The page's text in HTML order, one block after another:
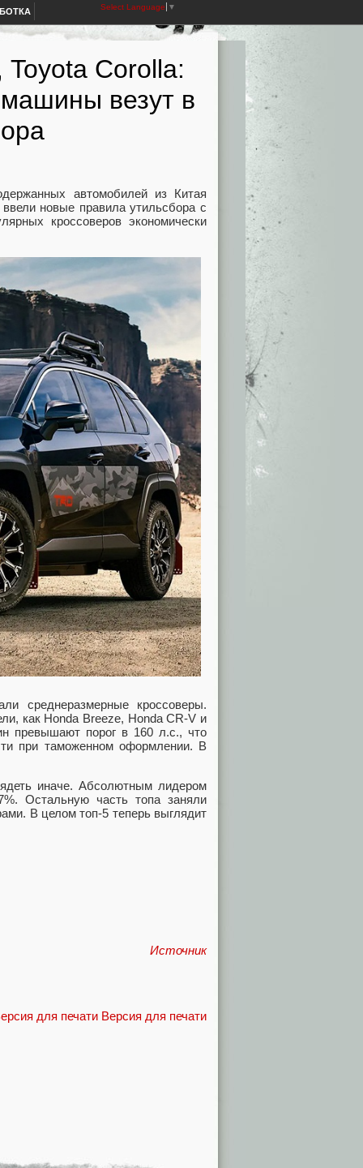
Select Language ▼
Corolla:
везут в
автомобилей из Китая
новые правила утильсбора с
кроссоверов экономически
среднеразмерные кроссоверы.
как Honda Breeze, Honda CR-V и
превышают порог в 160 л.с., что
при таможенном оформлении. В
иначе. Абсолютным лидером
Остальную часть топа заняли
В целом топ-5 теперь выглядит
Источник
Версия для печати